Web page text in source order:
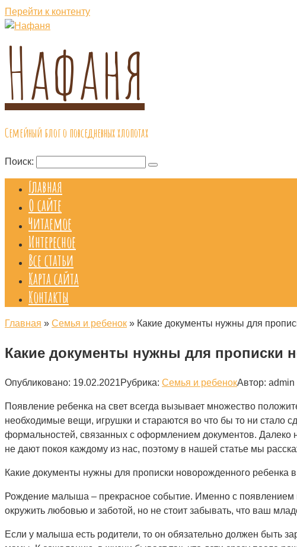
Перейти к контенту
Нафаня
Семейный блог о повседневных хлопотах
Поиск:
Главная
О сайте
Читаемое
Интересное
Все статьи
Карта сайта
Контакты
Главная » Семья и ребенок » Какие документы нужны для
Какие документы нужны для прописки
Опубликовано: 19.02.2021Рубрика: Семья и ребенокАвтор: admin
Появление ребенка на свет всегда вызывает множество
необходимые вещи, игрушки и стараются во что бы то ни стало
формальностей, связанных с оформлением документов. Далеко
не дают покоя каждому из нас, поэтому в нашей статье мы
Какие документы нужны для прописки новорожденного ребенка
Рождение малыша – прекрасное событие. Именно с
окружить любовью и заботой, но не стоит забывать, что ваш
Если у малыша есть родители, то он обязательно должен быть